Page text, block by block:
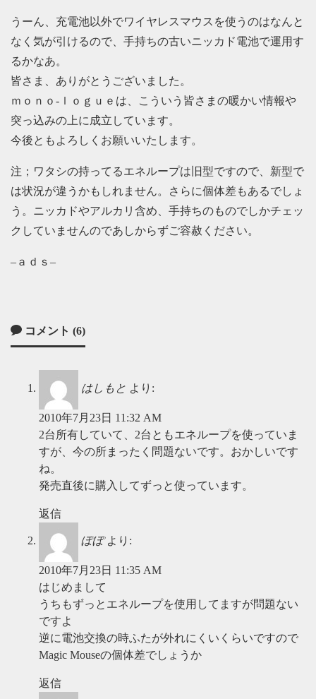
うーん、充電池以外でワイヤレスマウスを使うのはなんと
なく気が引けるので、手持ちの古いニッカド電池で運用す
るかなあ。
皆さま、ありがとうございました。
ｍｏｎｏ-ｌｏｇｕｅは、こういう皆さまの暖かい情報や
突っ込みの上に成立しています。
今後ともよろしくお願いいたします。
注；ワタシの持ってるエネループは旧型ですので、新型で
は状況が違うかもしれません。さらに個体差もあるでしょ
う。ニッカドやアルカリ含め、手持ちのものでしかチェッ
クしていませんのであしからずご容赦ください。
–ａｄｓ–
コメント (6)
はしもと より:
2010年7月23日 11:32 AM
2台所有していて、2台ともエネループを使っていま
すが、今の所まったく問題ないです。おかしいです
ね。
発売直後に購入してずっと使っています。
返信
ぽぽ より:
2010年7月23日 11:35 AM
はじめまして
うちもずっとエネループを使用してますが問題ない
ですよ
逆に電池交換の時ふたが外れにくいくらいですので
Magic Mouseの個体差でしょうか
返信